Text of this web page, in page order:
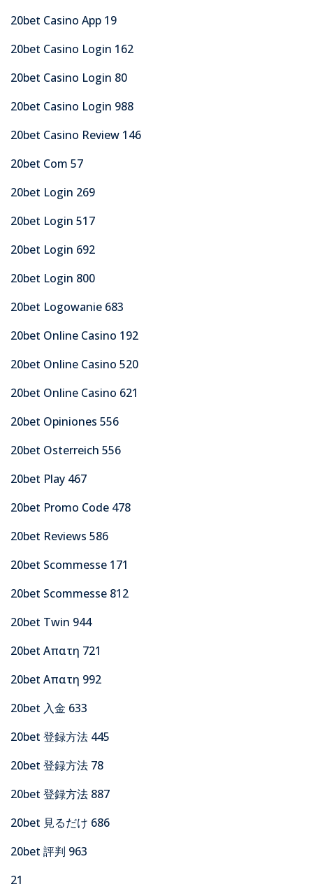
20bet Casino App 19
20bet Casino Login 162
20bet Casino Login 80
20bet Casino Login 988
20bet Casino Review 146
20bet Com 57
20bet Login 269
20bet Login 517
20bet Login 692
20bet Login 800
20bet Logowanie 683
20bet Online Casino 192
20bet Online Casino 520
20bet Online Casino 621
20bet Opiniones 556
20bet Osterreich 556
20bet Play 467
20bet Promo Code 478
20bet Reviews 586
20bet Scommesse 171
20bet Scommesse 812
20bet Twin 944
20bet Απατη 721
20bet Απατη 992
20bet 入金 633
20bet 登録方法 445
20bet 登録方法 78
20bet 登録方法 887
20bet 見るだけ 686
20bet 評判 963
21